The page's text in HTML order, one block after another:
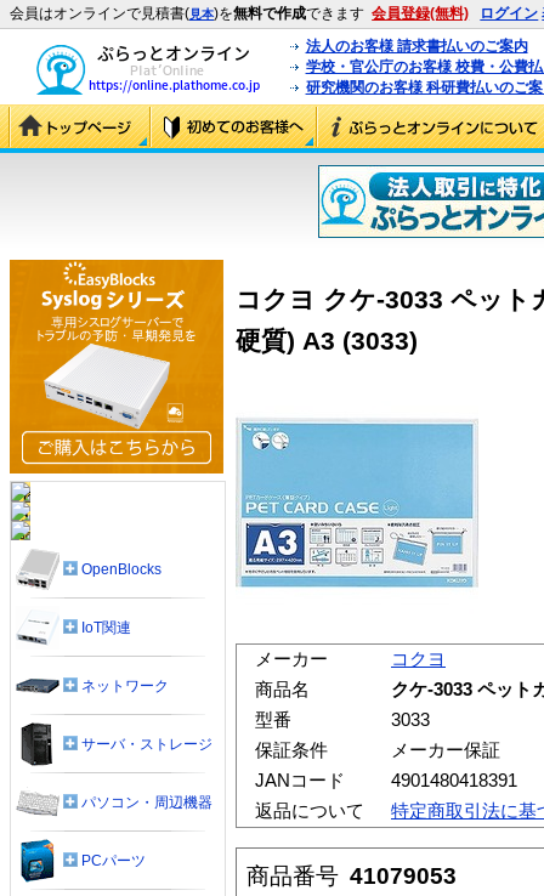
会員はオンラインで見積書(見本)を無料で作成できます 会員登録(無料) ログイン
法人のお客様 請求書払いのご案内
学校・官公庁のお客様 校費・公費
研究機関のお客様 科研費払いのご
コクヨ クケ-3033 ペット
硬質) A3 (3033)
メーカー
コクヨ
商品名
クケ-3033 ペット
型番
3033
保証条件
メーカー保証
JANコード
4901480418391
返品について
特定商取引法に基
商品番号 41079053
OpenBlocks
IoT関連
ネットワーク
サーバ・ストレージ
パソコン・周辺機器
PCパーツ